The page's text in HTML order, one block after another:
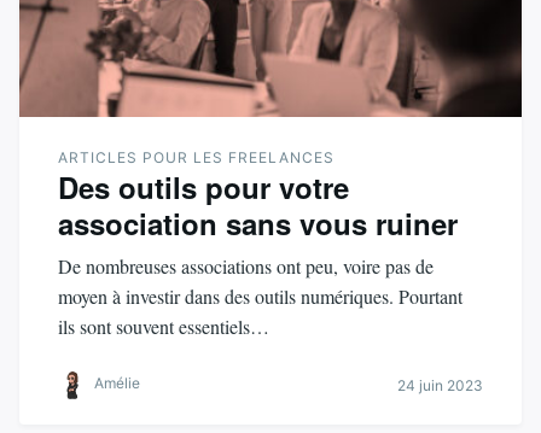
ARTICLES POUR LES FREELANCES
Des outils pour votre
association sans vous ruiner
De nombreuses associations ont peu, voire pas de
moyen à investir dans des outils numériques. Pourtant
ils sont souvent essentiels…
Amélie 24 juin 2023